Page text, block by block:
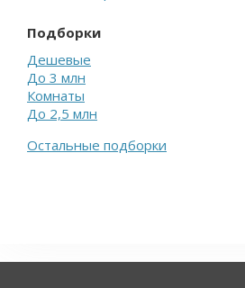
Подборки
Дешевые
До 3 млн
Комнаты
До 2,5 млн
Остальные подборки